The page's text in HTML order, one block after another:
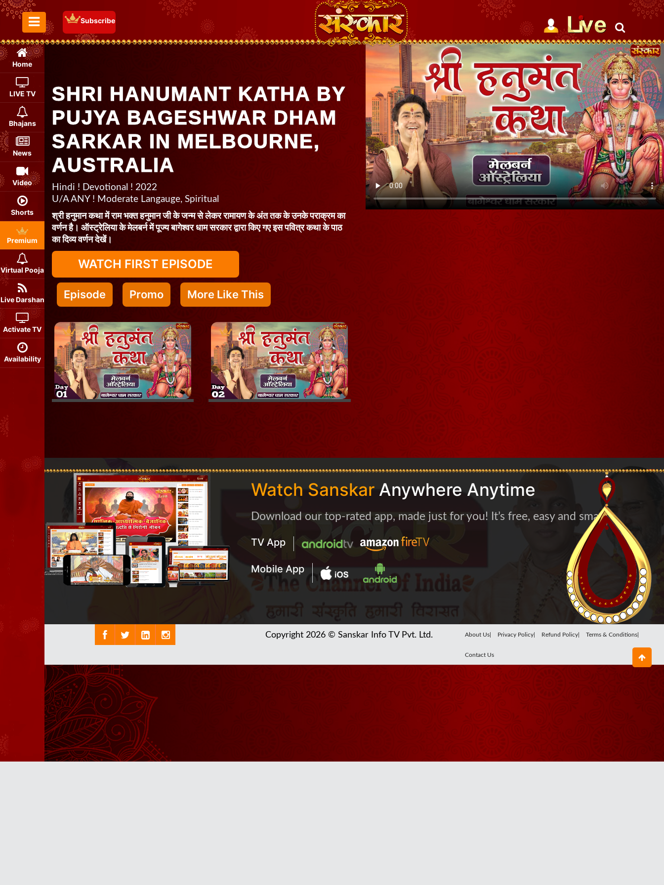
Toggle Menu
Subscribe
Home
LIVE TV
Bhajans
News
Video
Shorts
Premium
Virtual Pooja
Live Darshan
Activate TV
Availability
SHRI HANUMANT KATHA BY
PUJYA BAGESHWAR DHAM
SARKAR IN MELBOURNE,
AUSTRALIA
Hindi ! Devotional ! 2022
U/A ANY ! Moderate Langauge, Spiritual
श्री हनुमान कथा में राम भक्त हनुमान जी के जन्म से लेकर रामायण के अंत तक के उनके पराक्रम का
वर्णन है। ऑस्ट्रेलिया के मेलबर्न में पूज्य बागेश्वर धाम सरकार द्वारा किए गए इस पवित्र कथा के पाठ
का दिव्य वर्णन देखें।
WATCH FIRST EPISODE
Episode Promo More Like This
Watch Sanskar Anywhere Anytime
Download our top-rated app, made just for you! It’s free, easy and smart
TV App
Mobile App
Copyright 2026 © Sanskar Info TV Pvt. Ltd. About Us| Privacy Policy| Refund Policy| Terms & Conditions|
Contact Us